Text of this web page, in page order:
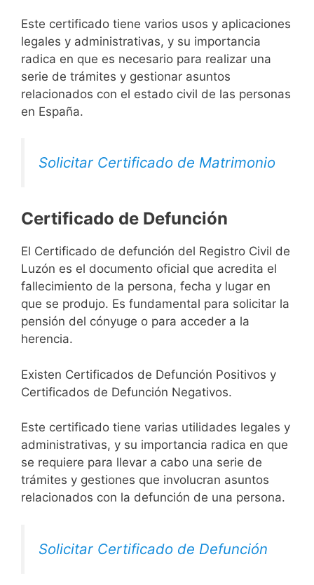
Este certificado tiene varios usos y aplicaciones
legales y administrativas, y su importancia
radica en que es necesario para realizar una
serie de trámites y gestionar asuntos
relacionados con el estado civil de las personas
en España.
Solicitar Certificado de Matrimonio
Certificado de Defunción
El Certificado de defunción del Registro Civil de
Luzón es el documento oficial que acredita el
fallecimiento de la persona, fecha y lugar en
que se produjo. Es fundamental para solicitar la
pensión del cónyuge o para acceder a la
herencia.
Existen Certificados de Defunción Positivos y
Certificados de Defunción Negativos.
Este certificado tiene varias utilidades legales y
administrativas, y su importancia radica en que
se requiere para llevar a cabo una serie de
trámites y gestiones que involucran asuntos
relacionados con la defunción de una persona.
Solicitar Certificado de Defunción